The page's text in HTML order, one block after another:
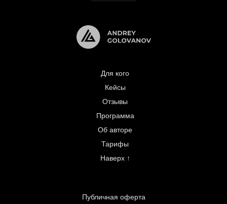
Наверх ↑
Публичная оферта
Для кого
Кейсы
Отзывы
Программа
Об авторе
Тарифы